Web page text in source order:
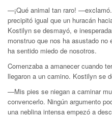
—¡Qué animal tan raro!
precipitó igual que un huracán
Kostilyn se desmayó, e
monstruo que nos ha asustado
ha sentido miedo de nosotros.
Comenzaba a amanecer cuando
llegaron a un camino. Kostilyn se
—Mis pies se niegan a caminar
convencerlo. Ningún argumento
una neblina intensa empezó a